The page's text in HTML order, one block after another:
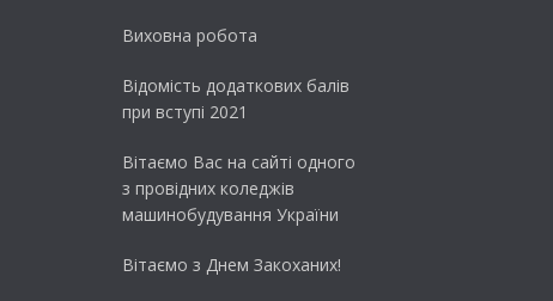
Виховна робота
Відомість додаткових балів
при вступі 2021
Вітаємо Вас на сайті одного
з провідних коледжів
машинобудування України
Вітаємо з Днем Закоханих!